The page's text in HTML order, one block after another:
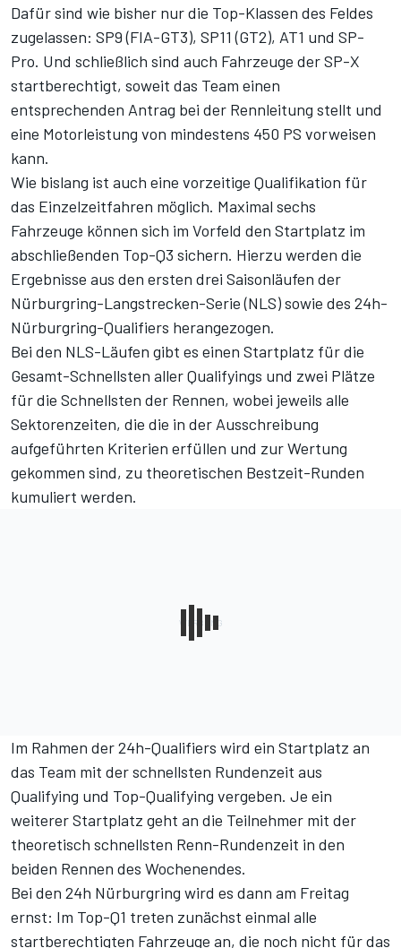
Dafür sind wie bisher nur die Top-Klassen des Feldes
zugelassen: SP9 (FIA-GT3), SP11 (GT2), AT1 und SP-
Pro. Und schließlich sind auch Fahrzeuge der SP-X
startberechtigt, soweit das Team einen
entsprechenden Antrag bei der Rennleitung stellt und
eine Motorleistung von mindestens 450 PS vorweisen
kann.
Wie bislang ist auch eine vorzeitige Qualifikation für
das Einzelzeitfahren möglich. Maximal sechs
Fahrzeuge können sich im Vorfeld den Startplatz im
abschließenden Top-Q3 sichern. Hierzu werden die
Ergebnisse aus den ersten drei Saisonläufen der
Nürburgring-Langstrecken-Serie (NLS) sowie des 24h-
Nürburgring-Qualifiers herangezogen.
Bei den NLS-Läufen gibt es einen Startplatz für die
Gesamt-Schnellsten aller Qualifyings und zwei Plätze
für die Schnellsten der Rennen, wobei jeweils alle
Sektorenzeiten, die die in der Ausschreibung
aufgeführten Kriterien erfüllen und zur Wertung
gekommen sind, zu theoretischen Bestzeit-Runden
kumuliert werden.
Im Rahmen der 24h-Qualifiers wird ein Startplatz an
das Team mit der schnellsten Rundenzeit aus
Qualifying und Top-Qualifying vergeben. Je ein
weiterer Startplatz geht an die Teilnehmer mit der
theoretisch schnellsten Renn-Rundenzeit in den
beiden Rennen des Wochenendes.
Bei den 24h Nürburgring wird es dann am Freitag
ernst: Im Top-Q1 treten zunächst einmal alle
startberechtigten Fahrzeuge an, die noch nicht für das